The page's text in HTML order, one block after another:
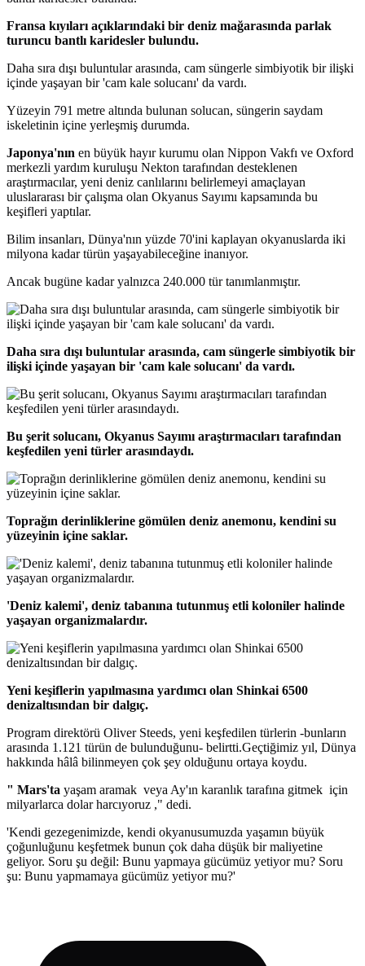
Fransa kıyıları açıklarındaki bir deniz mağarasında parlak
turuncu bantlı karidesler bulundu.
Daha sıra dışı buluntular arasında, cam süngerle simbiyotik bir ilişki
içinde yaşayan bir 'cam kale solucanı' da vardı.
Yüzeyin 791 metre altında bulunan solucan, süngerin saydam
iskeletinin içine yerleşmiş durumda.
Japonya'nın en büyük hayır kurumu olan Nippon Vakfı ve Oxford
merkezli yardım kuruluşu Nekton tarafından desteklenen
araştırmacılar, yeni deniz canlılarını belirlemeyi amaçlayan
uluslararası bir çalışma olan Okyanus Sayımı kapsamında bu
keşifleri yaptılar.
Bilim insanları, Dünya'nın yüzde 70'ini kaplayan okyanuslarda iki
milyona kadar türün yaşayabileceğine inanıyor.
Ancak bugüne kadar yalnızca 240.000 tür tanımlanmıştır.
Daha sıra dışı buluntular arasında, cam süngerle simbiyotik bir
ilişki içinde yaşayan bir 'cam kale solucanı' da vardı.
Bu şerit solucanı, Okyanus Sayımı araştırmacıları tarafından
keşfedilen yeni türler arasındaydı.
Toprağın derinliklerine gömülen deniz anemonu, kendini su
yüzeyinin içine saklar.
'Deniz kalemi', deniz tabanına tutunmuş etli koloniler halinde
yaşayan organizmalardır.
Yeni keşiflerin yapılmasına yardımcı olan Shinkai 6500
denizaltısından bir dalgıç.
Program direktörü Oliver Steeds, yeni keşfedilen türlerin -bunların
arasında 1.121 türün de bulunduğunu- belirtti.Geçtiğimiz yıl, Dünya
hakkında hâlâ bilinmeyen çok şey olduğunu ortaya koydu.
" Mars'ta yaşam aramak veya Ay'ın karanlık tarafına gitmek için
milyarlarca dolar harcıyoruz ," dedi.
'Kendi gezegenimizde, kendi okyanusumuzda yaşamın büyük
çoğunluğunu keşfetmek bunun çok daha düşük bir maliyetine
geliyor. Soru şu değil: Bunu yapmaya gücümüz yetiyor mu? Soru
şu: Bunu yapmamaya gücümüz yetiyor mu?'